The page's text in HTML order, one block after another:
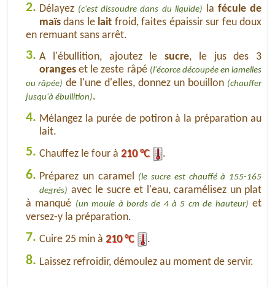
2. Délayez (c'est dissoudre dans du liquide) la fécule de
maïs dans le lait froid, faites épaissir sur feu doux
en remuant sans arrêt.
3. A l'ébullition, ajoutez le sucre, le jus des 3
oranges et le zeste râpé (l'écorce découpée en lamelles
ou râpée) de l'une d'elles, donnez un bouillon (chauffer
jusqu'à ébullition).
4. Mélangez la purée de potiron à la préparation au
lait.
5. Chauffez le four à 210 °C .
6. Préparez un caramel
(le sucre est chauffé à 155-165
degrés) avec le sucre et l'eau, caramélisez un plat
à manqué (un moule à bords de 4 à 5 cm de hauteur) et
versez-y la préparation.
7. Cuire 25 min à 210 °C .
8. Laissez refroidir, démoulez au moment de servir.